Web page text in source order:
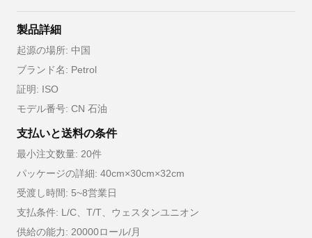
製品詳細
起源の場所: 中国
ブランド名: Petrol
証明: ISO
モデル番号: CN 石油
支払いと送料の条件
最小注文数量: 20件
パッケージの詳細: 40cm×30cm×32cm
受渡し時間: 5~8営業日
支払条件: L/C、T/T、ウェスタンユニオン
供給の能力: 20000ロール/月